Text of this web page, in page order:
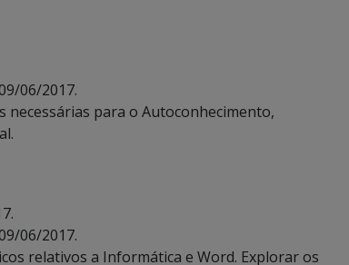
06/2017.
necessárias para o Autoconhecimento,
06/2017.
relativos a Informática e Word. Explorar os